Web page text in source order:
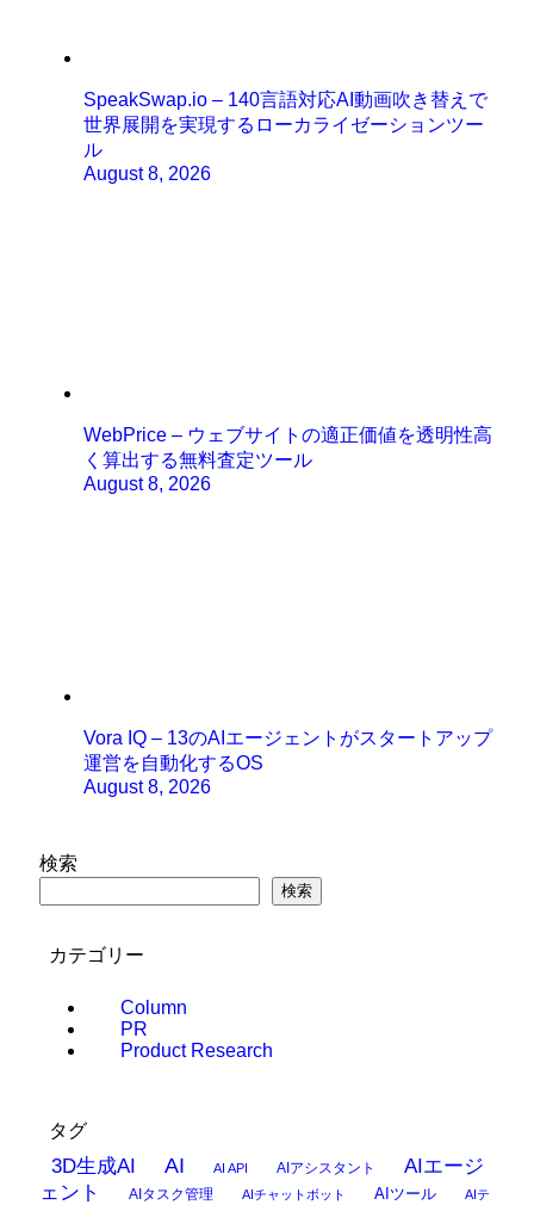
SpeakSwap.io – 140言語対応AI動画吹き替えで
世界展開を実現するローカライゼーションツー
ル
August 8, 2026
WebPrice – ウェブサイトの適正価値を透明性高
く算出する無料査定ツール
August 8, 2026
Vora IQ – 13のAIエージェントがスタートアップ
運営を自動化するOS
August 8, 2026
検索
検索
カテゴリー
Column
PR
Product Research
タグ
3D生成AI AI AI API AIアシスタント
AIエージ
ェント
AIタスク管理 AIチャットボット AIツール
AIテ